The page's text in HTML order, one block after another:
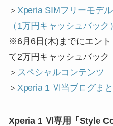
＞ Xperia SIMフリーモデ
（1万円キャッシュバック）
※6月6日(木)までにエン
て2万円キャッシュバック
＞ スペシャルコンテンツ
＞ Xperia 1 Ⅵ当ブログま
Xperia 1 Ⅵ専用「Style